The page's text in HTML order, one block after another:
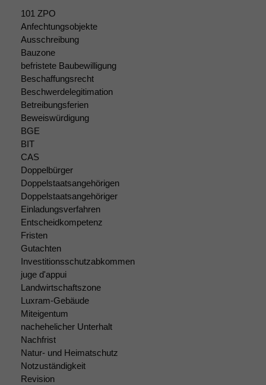
101 ZPO
Anfechtungsobjekte
Ausschreibung
Bauzone
befristete Baubewilligung
Beschaffungsrecht
Beschwerdelegitimation
Betreibungsferien
Beweiswürdigung
BGE
BIT
CAS
Doppelbürger
Doppelstaatsangehörigen
Doppelstaatsangehöriger
Einladungsverfahren
Entscheidkompetenz
Fristen
Gutachten
Investitionsschutzabkommen
juge d'appui
Landwirtschaftszone
Luxram-Gebäude
Miteigentum
nachehelicher Unterhalt
Nachfrist
Natur- und Heimatschutz
Notzuständigkeit
Revision